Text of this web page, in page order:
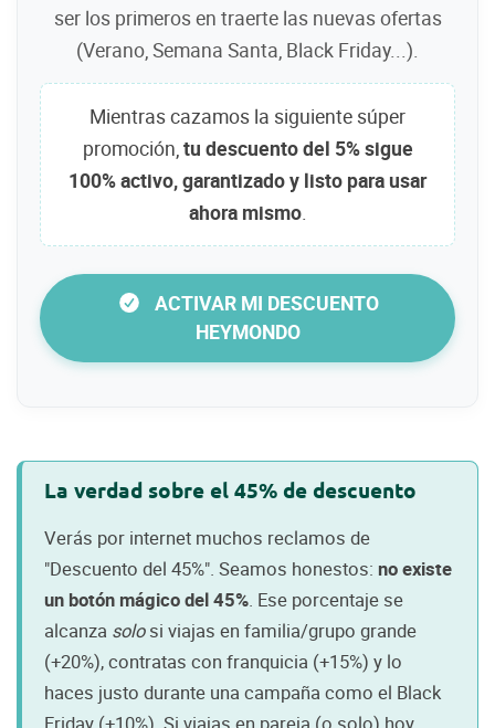
ser los primeros en traerte las nuevas ofertas
(Verano, Semana Santa, Black Friday...).
Mientras cazamos la siguiente súper
promoción,tu descuento del 5% sigue
100% activo, garantizado y listo para usar
ahora mismo.
ACTIVAR MI DESCUENTO
HEYMONDO
La verdad sobre el 45% de descuento
Verás por internet muchos reclamos de
"Descuento del 45%". Seamos honestos: no existe
un botón mágico del 45%. Ese porcentaje se
alcanza solosi viajas en familia/grupo grande
(+20%), contratas con franquicia (+15%) y lo
haces justo durante una campaña como el Black